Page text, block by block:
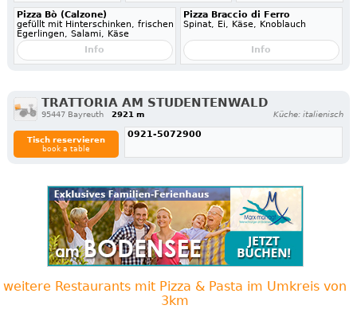
Pizza Bò (Calzone)
gefüllt mit Hinterschinken, frischen
Egerlingen, Salami, Käse
Info
Pizza Braccio di Ferro
Spinat, Ei, Käse, Knoblauch
Info
TRATTORIA AM STUDENTENWALD
95447 Bayreuth 2921 m Küche: italienisch
Tisch reservieren
book a table
0921-5072900
weitere Restaurants mit Pizza & Pasta im Umkreis von
3km